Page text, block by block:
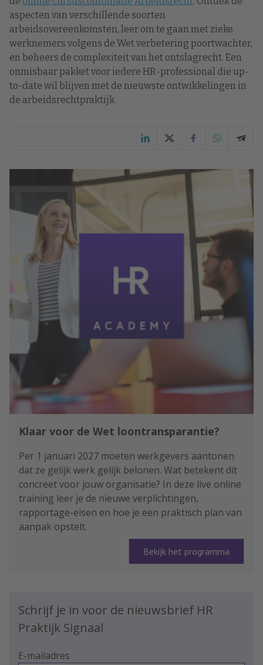
aspecten van verschillende soorten
arbeidsovereenkomsten, leer om te gaan met zieke
werknemers volgens de Wet verbetering poortwachter,
en beheers de complexiteit van het ontslagrecht. Een
onmisbaar pakket voor iedere HR-professional die up-
to-date wil blijven met de nieuwste ontwikkelingen in
de arbeidsrechtpraktijk.
Klaar voor de Wet loontransparantie?
Per 1 januari 2027 moeten werkgevers aantonen
dat ze gelijk werk gelijk belonen. Wat betekent dit
concreet voor jouw organisatie? In deze live online
training leer je de nieuwe verplichtingen,
rapportage-eisen en hoe je een praktisch plan van
aanpak opstelt.
Bekijk het programma
Schrijf je in voor de nieuwsbrief HR
Praktijk Signaal
E-mailadres